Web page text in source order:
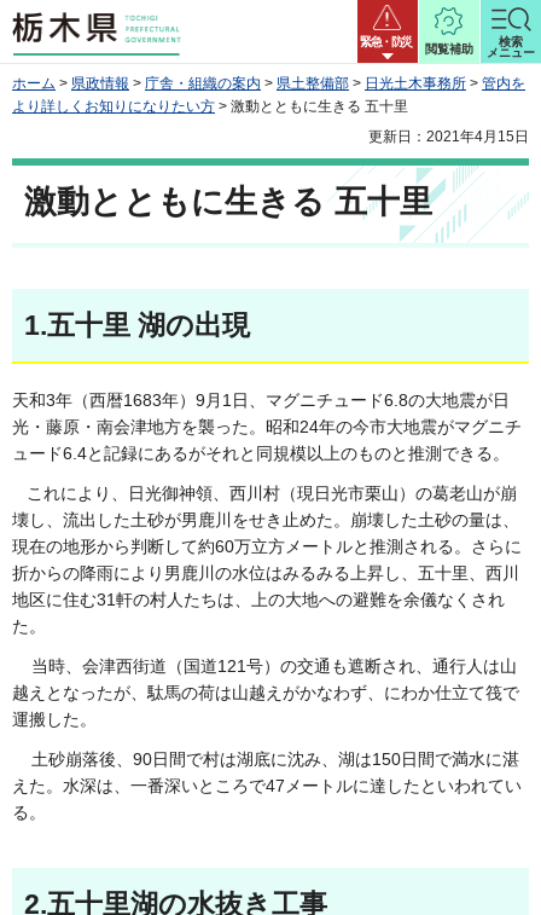
栃木県 緊急・防災
閲覧補助
検索
メニュー
ホーム > 県政情報 > 庁舎・組織の案内 > 県土整備部 > 日光土木事務所 > 管内を
より詳しくお知りになりたい方 > 激動とともに生きる 五十里
更新日：2021年4月15日
激動とともに生きる 五十里
1.五十里 湖の出現
天和3年（西暦1683年）9月1日、マグニチュード6.8の大地震が日
光・藤原・南会津地方を襲った。昭和24年の今市大地震がマグニチ
ュード6.4と記録にあるがそれと同規模以上のものと推測できる。
これにより、日光御神領、西川村（現日光市栗山）の葛老山が崩
壊し、流出した土砂が男鹿川をせき止めた。崩壊した土砂の量は、
現在の地形から判断して約60万立方メートルと推測される。さらに
折からの降雨により男鹿川の水位はみるみる上昇し、五十里、西川
地区に住む31軒の村人たちは、上の大地への避難を余儀なくされ
た。
当時、会津西街道（国道121号）の交通も遮断され、通行人は山
越えとなったが、駄馬の荷は山越えがかなわず、にわか仕立て筏で
運搬した。
土砂崩落後、90日間で村は湖底に沈み、湖は150日間で満水に湛
えた。水深は、一番深いところで47メートルに達したといわれてい
る。
2.五十里湖の水抜き工事